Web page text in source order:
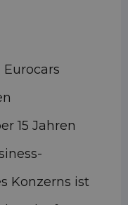
15 Jahren
Konzerns ist